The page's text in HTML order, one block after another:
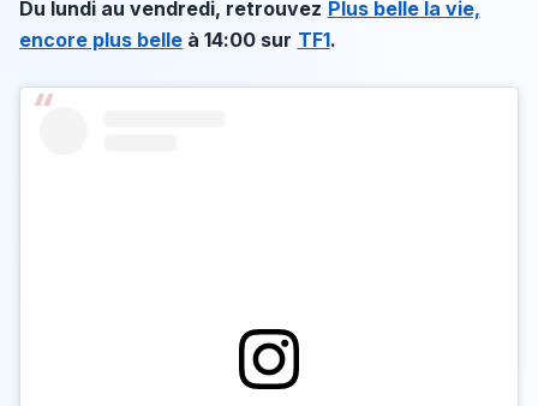
Du lundi au vendredi, retrouvez Plus belle la vie,
encore plus belle à 14:00 sur TF1.